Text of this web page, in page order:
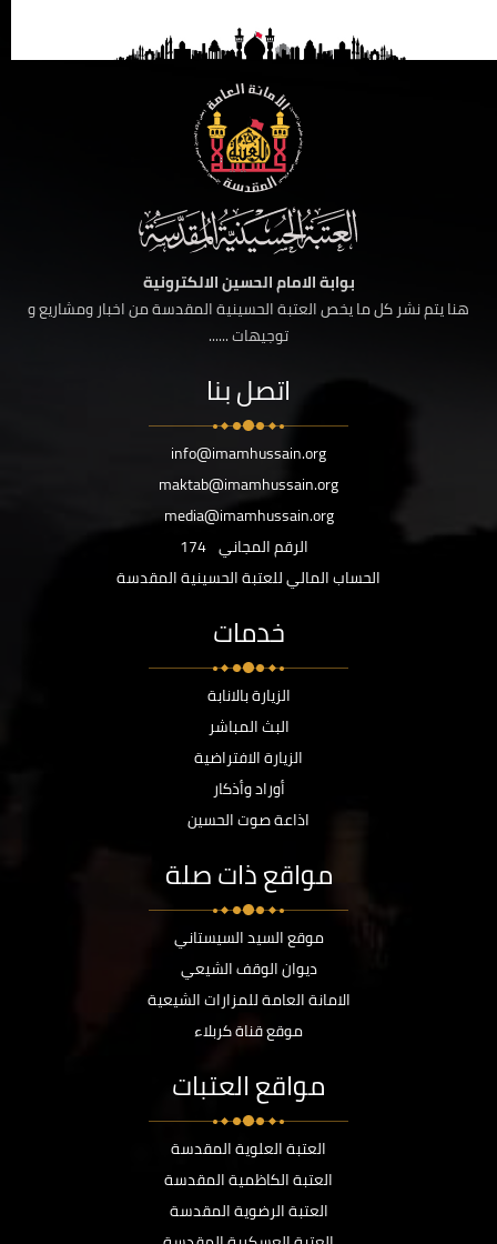
بوابة الامام الحسين الالكترونية
هنا يتم نشر كل ما يخص العتبة الحسينية المقدسة من اخبار ومشاريع و
توجيهات ......
اتصل بنا
info@imamhussain.org
maktab@imamhussain.org
media@imamhussain.org
الرقم المجاني 174
الحساب المالي للعتبة الحسينية المقدسة
خدمات
الزيارة بالانابة
البث المباشر
الزيارة الافتراضية
أوراد وأذكار
اذاعة صوت الحسين
مواقع ذات صلة
موقع السيد السيستاني
ديوان الوقف الشيعي
الامانة العامة للمزارات الشيعية
موقع قناة كربلاء
مواقع العتبات
العتبة العلوية المقدسة
العتبة الكاظمية المقدسة
العتبة الرضوية المقدسة